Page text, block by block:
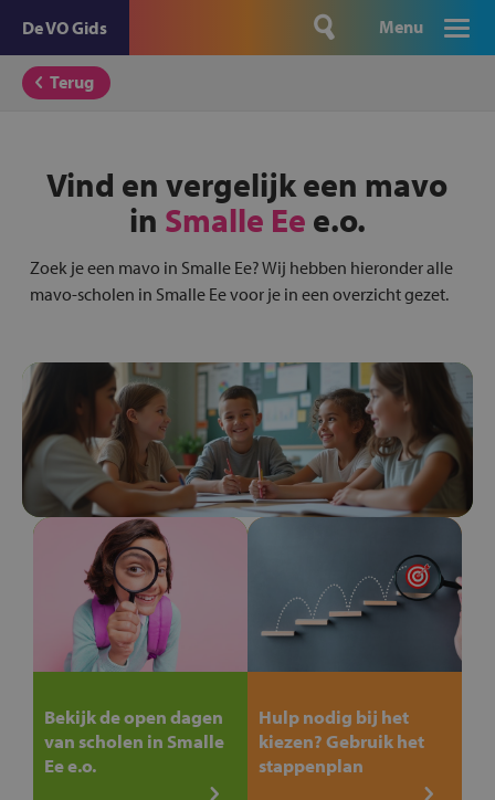
De VO Gids Menu
Terug
Vind en vergelijk een mavo
in Smalle Ee e.o.
Zoek je een mavo in Smalle Ee? Wij hebben hieronder alle
mavo-scholen in Smalle Ee voor je in een overzicht gezet.
Bekijk de open dagen
van scholen in Smalle
Ee e.o.
Hulp nodig bij het
kiezen? Gebruik het
stappenplan